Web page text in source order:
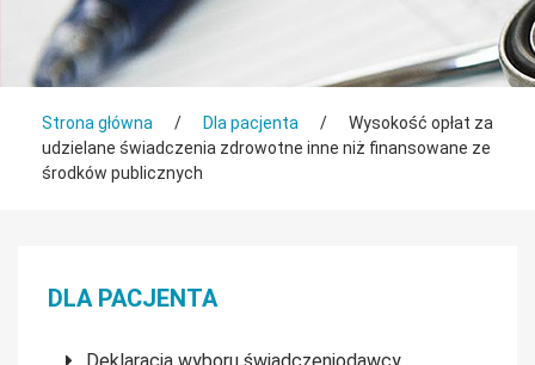
Tutaj jesteś
Strona główna / Dla pacjenta /
Wysokość opłat za
udzielane świadczenia zdrowotne inne niż finansowane ze
środków publicznych
Menu boczne
DLA PACJENTA